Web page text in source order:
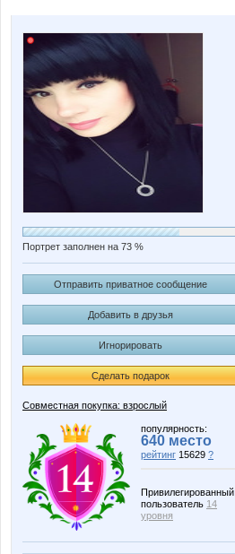
Портрет заполнен на 73 %
Отправить приватное сообщение
Добавить в друзья
Игнорировать
Сделать подарок
Совместная покупка: взрослый
популярность:
640 место
рейтинг 15629 ?
Привилегированный
пользователь 14
уровня